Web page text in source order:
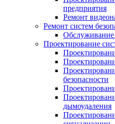
предприятия
Ремонт
Ремонт систем
Обслуживание
Проектирование
безопасности
дымоудаления